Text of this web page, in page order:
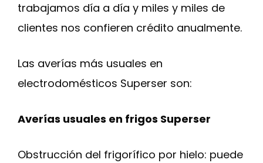
trabajamos día a día y miles y miles de
clientes nos confieren crédito anualmente.
Las averías más usuales en
electrodomésticos Superser son:
Averías usuales en frigos Superser
Obstrucción del frigorífico por hielo: puede